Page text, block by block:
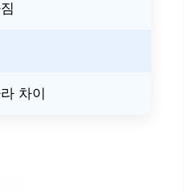
차이